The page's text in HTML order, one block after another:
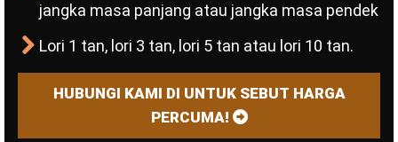
jangka masa panjang atau jangka masa pendek
Lori 1 tan, lori 3 tan, lori 5 tan atau lori 10 tan.
HUBUNGI KAMI DI UNTUK SEBUT HARGA
PERCUMA!